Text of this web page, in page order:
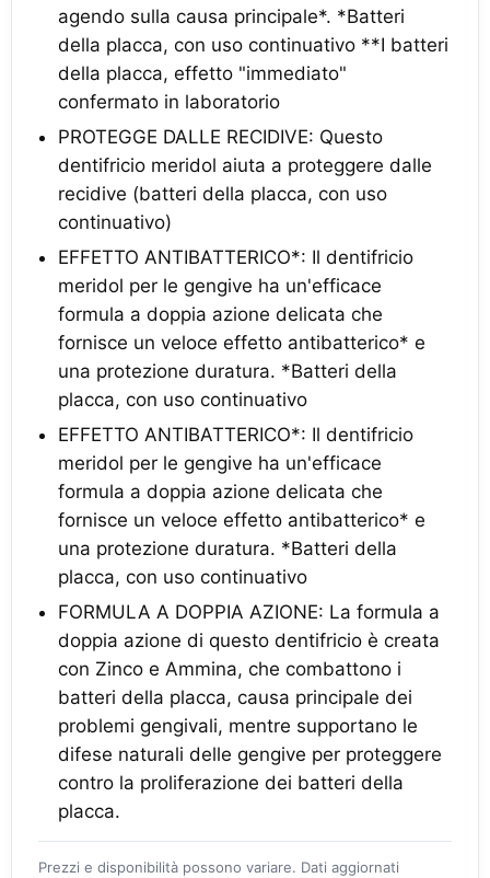
agendo sulla causa principale*. *Batteri
della placca, con uso continuativo **I batteri
della placca, effetto "immediato"
confermato in laboratorio
PROTEGGE DALLE RECIDIVE: Questo
dentifricio meridol aiuta a proteggere dalle
recidive (batteri della placca, con uso
continuativo)
EFFETTO ANTIBATTERICO*: Il dentifricio
meridol per le gengive ha un'efficace
formula a doppia azione delicata che
fornisce un veloce effetto antibatterico* e
una protezione duratura. *Batteri della
placca, con uso continuativo
EFFETTO ANTIBATTERICO*: Il dentifricio
meridol per le gengive ha un'efficace
formula a doppia azione delicata che
fornisce un veloce effetto antibatterico* e
una protezione duratura. *Batteri della
placca, con uso continuativo
FORMULA A DOPPIA AZIONE: La formula a
doppia azione di questo dentifricio è creata
con Zinco e Ammina, che combattono i
batteri della placca, causa principale dei
problemi gengivali, mentre supportano le
difese naturali delle gengive per proteggere
contro la proliferazione dei batteri della
placca.
Prezzi e disponibilità possono variare. Dati aggiornati